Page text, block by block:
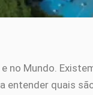
no Mundo.
entender quais